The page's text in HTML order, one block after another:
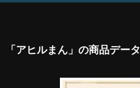
「アヒルまん」の商品データ